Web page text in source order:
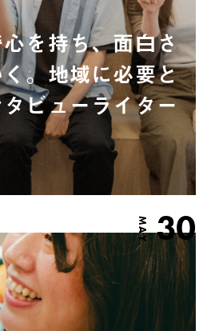
を持ち、面白さ
。地域に必要と
ビューライター
MAY. 30